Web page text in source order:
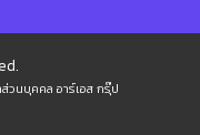
วนบุคคล อาร์เอส กรุ๊ป